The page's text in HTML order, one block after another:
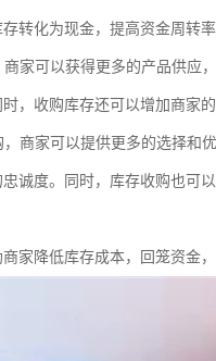
转化为现金，提高资金周转
家可以获得更多的产品供应
，收购库存还可以增加商家
商家可以提供更多的选择和
诚度。同时，库存收购也可
家降低库存成本，回笼资金